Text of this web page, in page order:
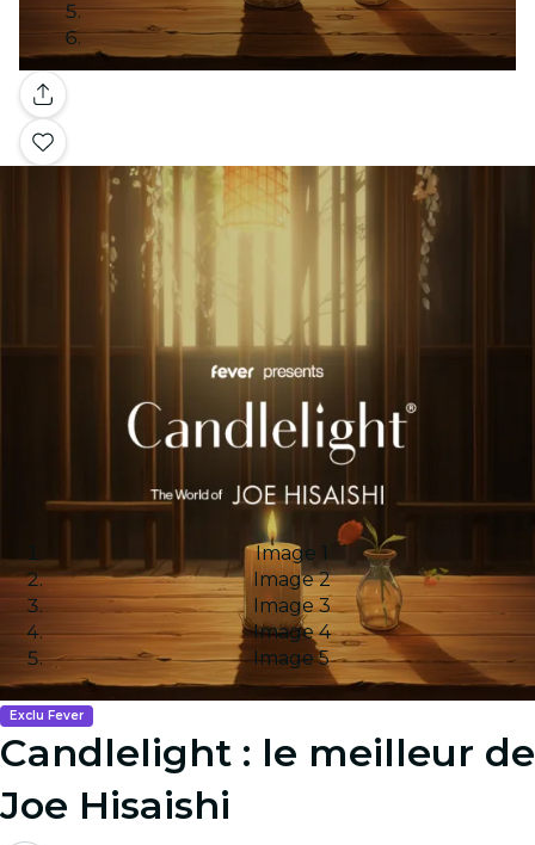
Galerie
Image 1
Image 2
Image 3
Image 4
Image 5
Exclu Fever
Candlelight : le meilleur de
Joe Hisaishi